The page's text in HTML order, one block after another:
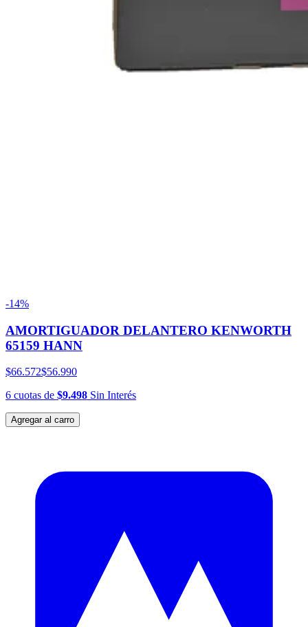
-14%
AMORTIGUADOR DELANTERO KENWORTH
65159 HANN
$66.572$56.990
6 cuotas de $9.498 Sin Interés
Agregar al carro